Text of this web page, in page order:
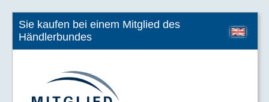
Sie kaufen bei einem Mitglied des
Händlerbundes